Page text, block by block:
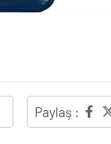
Paylaş :